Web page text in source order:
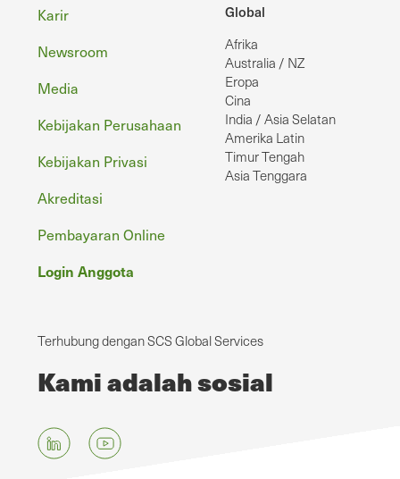
Global
Afrika
Australia / NZ
Eropa
Cina
India / Asia Selatan
Amerika Latin
Timur Tengah
Asia Tenggara
Footer
Karir
Newsroom
Media
Kebijakan Perusahaan
Kebijakan Privasi
Akreditasi
Pembayaran Online
Login Anggota
Terhubung dengan SCS Global Services
Kami adalah sosial